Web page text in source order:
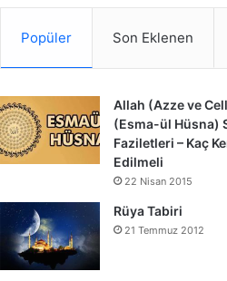
Popüler Son Eklenen
Allah (Azze ve
(Esma-ül Hüsna)
Faziletleri – Kaç
Edilmeli
22 Nisan 2015
Rüya Tabiri
21 Temmuz 2012